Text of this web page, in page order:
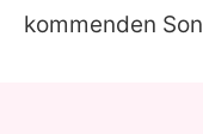
kommenden